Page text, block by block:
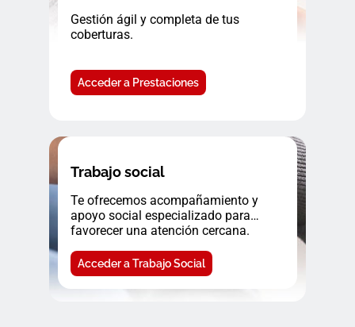
Gestión ágil y completa de tus
coberturas.
Acceder a Prestaciones
Trabajo social
Te ofrecemos acompañamiento y
apoyo social especializado para
favorecer una atención cercana.
Acceder a Trabajo Social